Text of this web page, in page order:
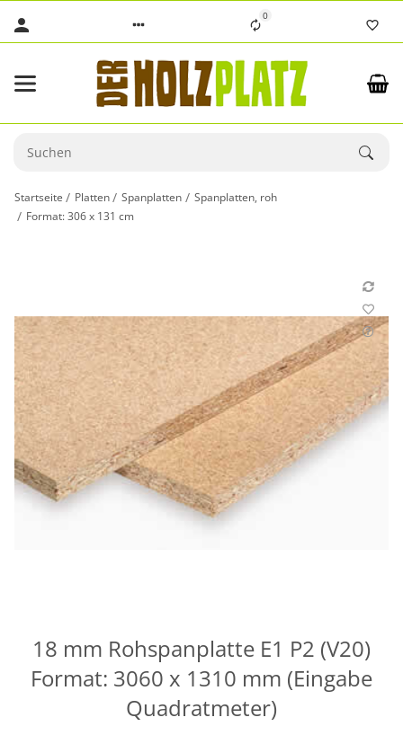
0
Startseite Platten Spanplatten
Spanplatten, roh
Format: 306 x 131 cm
18 mm Rohspanplatte E1 P2 (V20)
Format: 3060 x 1310 mm (Eingabe
Quadratmeter)